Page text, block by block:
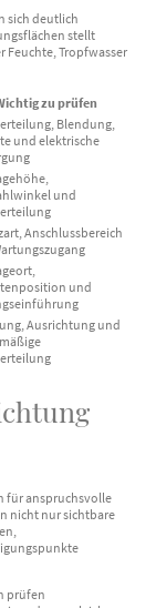
sich deutlich
stellt
Feuchte, Tropfwasser
zu prüfen
Blendung,
und elektrische
und
Anschlussbereich
und
Ausrichtung und
für anspruchsvolle
nicht nur sichtbare
prüfen